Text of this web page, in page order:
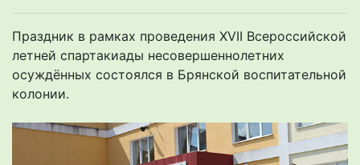
Праздник в рамках проведения XVII Всероссийской
летней спартакиады несовершеннолетних
осуждённых состоялся в Брянской воспитательной
колонии.